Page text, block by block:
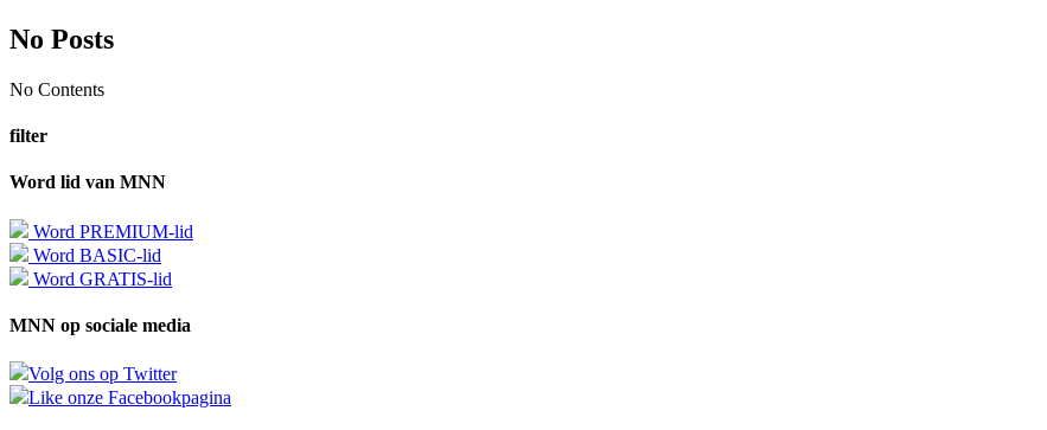
No Posts
No Contents
filter
Word lid van MNN
Word PREMIUM-lid
Word BASIC-lid
Word GRATIS-lid
MNN op sociale media
Volg ons op Twitter
Like onze Facebookpagina